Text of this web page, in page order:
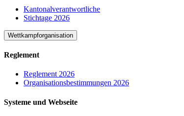
Kantonalverantwortliche
Stichtage 2026
Wettkampforganisation
Reglement
Reglement 2026
Organisationsbestimmungen 2026
Systeme und Webseite